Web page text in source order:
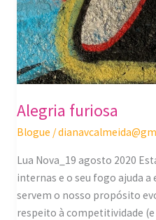
Alegria furiosa
Blogue /
Lua Nova_19 agosto 2020
internas e o seu fogo ajuda
servem o nosso propósito
respeito à competitividade